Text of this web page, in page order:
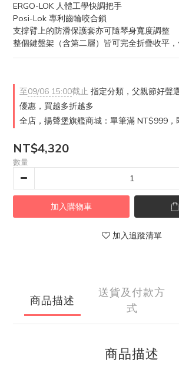
ERGO-LOK 人體工學快調把手
Posi-Lok 專利齒輪咬合鎖
支撐臂上的防滑保護套亦可隨琴身寬度調整
整個鍵盤架（含第二層）皆可完全折疊收平
至09/06 15:00截止 指定分類，父親節好聲
優惠，買越多折越多
全店，揚聲堡旗艦商城：單筆滿 NT$999，
NT$4,320
數量
加入購物車
加入追蹤清單
商品描述
送貨及付款方
式
商品描述